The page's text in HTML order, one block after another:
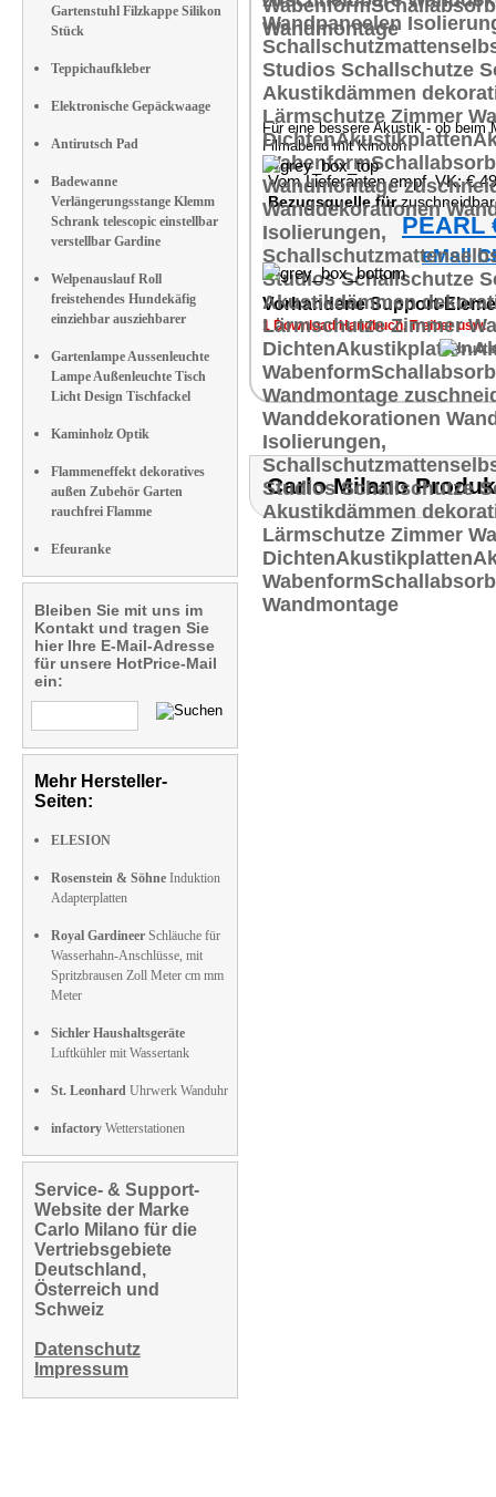
Gartenstuhl Filzkappe Silikon
Stück
Teppichaufkleber
Elektronische Gepäckwaage
Antirutsch Pad
Badewanne
Verlängerungsstange Klemm
Schrank telescopic einstellbar
verstellbar Gardine
Welpenauslauf Roll
freistehendes Hundekäfig
einziehbar ausziehbarer
Gartenlampe Aussenleuchte
Lampe Außenleuchte Tisch
Licht Design Tischfackel
Kaminholz Optik
Flammeneffekt dekoratives
außen Zubehör Garten
rauchfrei Flamme
Efeuranke
Bleiben Sie mit uns im
Kontakt und tragen Sie
hier Ihre E-Mail-Adresse
für unsere HotPrice-Mail
ein:
Mehr Hersteller-
Seiten:
ELESION
Rosenstein & Söhne Induktion
Adapterplatten
Royal Gardineer Schläuche für
Wasserhahn-Anschlüsse, mit
Spritzbrausen Zoll Meter cm mm
Meter
Sichler Haushaltsgeräte
Luftkühler mit Wassertank
St. Leonhard Uhrwerk Wanduhr
infactory Wetterstationen
Service- & Support-
Website der Marke
Carlo Milano für die
Vertriebsgebiete
Deutschland,
Österreich und
Schweiz
Datenschutz
Impressum
Für eine bessere Akustik - ob beim
Filmabend mit Kinoton
Vom Lieferanten empf. VK: €
Bezugsquelle fürzuschneidbar
PEARL
eMall
Vorhandene Support-
1 Download Handbuch, Treiber usw.
Carlo Milano